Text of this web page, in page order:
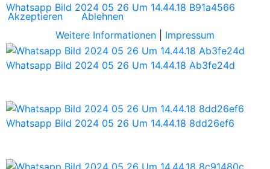
Whatsapp Bild 2024 05 26 Um 14.44.18 B91a4566
Whatsapp Bild 2024 05 26 Um 14.44.18 Ab3fe24d
Whatsapp Bild 2024 05 26 Um 14.44.18 8dd26ef6
Akzeptieren
Ablehnen
Weitere Informationen
Impressum